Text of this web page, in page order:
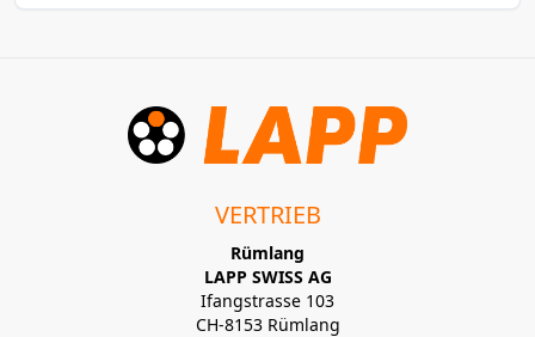
VERTRIEB
Rümlang
LAPP SWISS AG
Ifangstrasse 103
CH-8153 Rümlang